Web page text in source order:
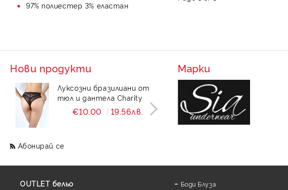
97% полиестер 3% еластан
Нови продукти
Луксозни бразилиани от
тюл и дантела Charity
€10.00 19.56лв.
Луксозни бикини с
талия от тюл и
Charity€13.50
Абонирай се
Марки
OUTLET бельо
Боди Блуза